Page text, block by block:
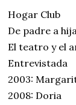
Hogar Club
De padre a
El teatro y el
Entrevistada
2003:
2008: Doria